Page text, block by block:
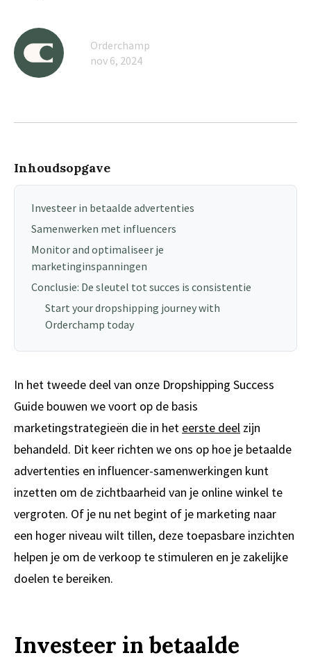
Orderchamp
nov 6, 2024
Inhoudsopgave
Investeer in betaalde advertenties
Samenwerken met influencers
Monitor and optimaliseer je
marketinginspanningen
Conclusie: De sleutel tot succes is consistentie
Start your dropshipping journey with
Orderchamp today
In het tweede deel van onze Dropshipping Success
Guide bouwen we voort op de basis
marketingstrategieën die in het eerste deel zijn
behandeld. Dit keer richten we ons op hoe je betaalde
advertenties en influencer-samenwerkingen kunt
inzetten om de zichtbaarheid van je online winkel te
vergroten. Of je nu net begint of je marketing naar
een hoger niveau wilt tillen, deze toepasbare inzichten
helpen je om de verkoop te stimuleren en je zakelijke
doelen te bereiken.
Investeer in betaalde